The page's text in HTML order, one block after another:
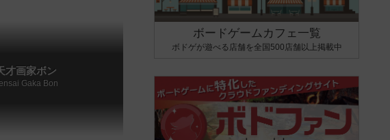
才画家ボン
Gaka Bon
ボードゲームカフェ一覧
ボドゲが遊べる店舗を全国500店舗以上掲載中